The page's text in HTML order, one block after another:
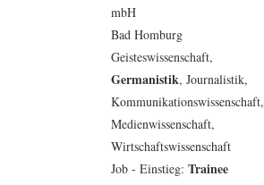
mbH
Bad Homburg
Geisteswissenschaft,
Germanistik, Journalistik,
Kommunikationswissenschaft,
Medienwissenschaft,
Wirtschaftswissenschaft
Job - Einstieg: Trainee